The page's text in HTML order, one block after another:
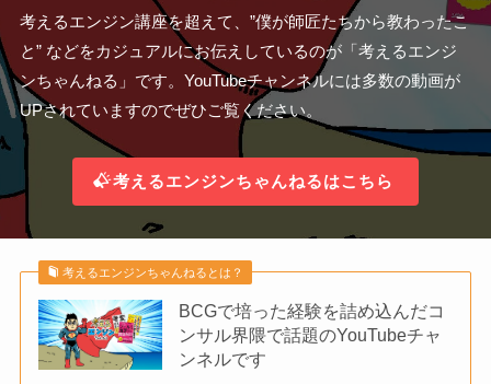
考えるエンジン講座を超えて、”僕が師匠たちから教わったこ
と” などをカジュアルにお伝えしているのが「考えるエンジ
ンちゃんねる」です。YouTubeチャンネルには多数の動画が
UPされていますのでぜひご覧ください。
考えるエンジンちゃんねるはこちら
考えるエンジンちゃんねるとは？
BCGで培った経験を詰め込んだコ
ンサル界隈で話題のYouTubeチャ
ンネルです